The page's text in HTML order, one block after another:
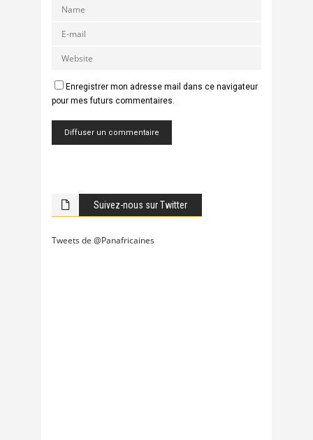
Enregistrer mon adresse mail dans ce navigateur
pour mes futurs commentaires.
Suivez-nous sur Twitter
Tweets de @Panafricaines